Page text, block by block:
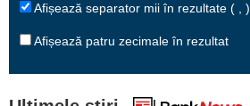
Afișează separator mii în rezultate ( , )
Afișează patru zecimale în rezultat